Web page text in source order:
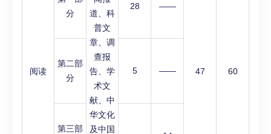
阅读
分
道、科
普文
章、调
查报
告、学
术文
献、中
华文化
及中国
28 ——
47 60
第二部
分
5 ——
第三部